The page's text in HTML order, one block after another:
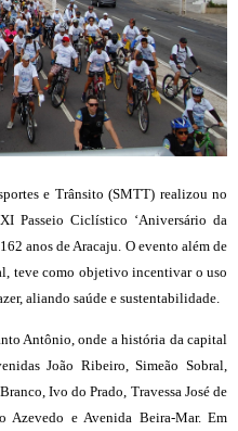
e Trânsito (SMTT) realizou no
Passeio Ciclístico ‘Aniversário da
anos de Aracaju. O evento além de
teve como objetivo incentivar o uso
aliando saúde e sustentabilidade.
Antônio, onde a história da capital
João Ribeiro, Simeão Sobral,
Ivo do Prado, Travessa José de
Azevedo e Avenida Beira-Mar. Em